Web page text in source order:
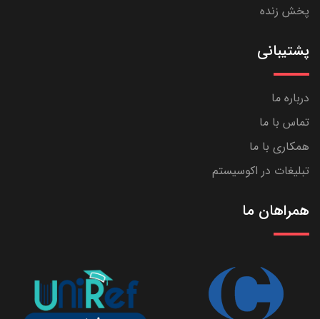
پخش زنده
پشتیبانی
درباره ما
تماس با ما
همکاری با ما
تبلیغات در اکوسیستم
همراهان ما